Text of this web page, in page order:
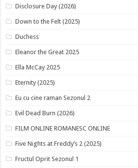
Disclosure Day (2026)
Down to the Felt (2025)
Duchess
Eleanor the Great 2025
Ella McCay 2025
Eternity (2025)
Eu cu cine raman Sezonul 2
Evil Dead Burn (2026)
FILM ONLINE ROMANESC ONLINE
Five Nights at Freddy’s 2 (2025)
Fructul Oprit Sezonul 1